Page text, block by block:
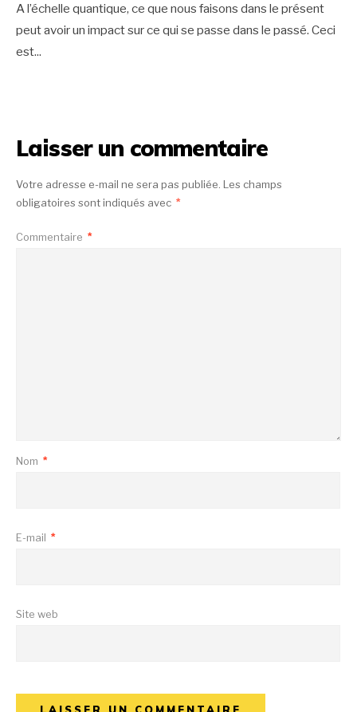
A l’échelle quantique, ce que nous faisons dans le présent
peut avoir un impact sur ce qui se passe dans le passé. Ceci
est...
Laisser un commentaire
Votre adresse e-mail ne sera pas publiée. Les champs
obligatoires sont indiqués avec *
Commentaire *
Nom *
E-mail *
Site web